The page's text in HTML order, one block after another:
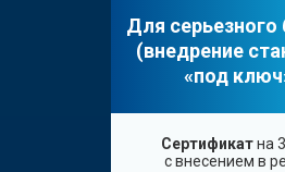
Для серьезного
(внедрение
«под
Сертификатна
с внесением в